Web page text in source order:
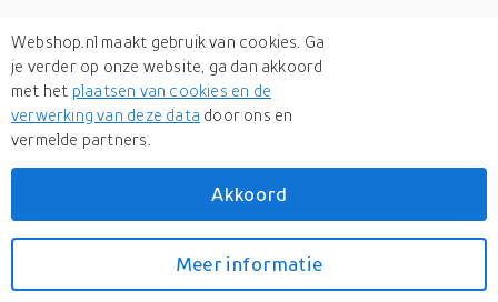
Webshop.nl maakt gebruik van cookies. Ga
je verder op onze website, ga dan akkoord
met het plaatsen van cookies en de
verwerking van deze data door ons en
vermelde partners.
Akkoord
Meer informatie